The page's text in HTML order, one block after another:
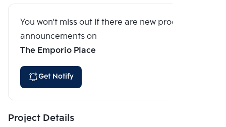
You won't miss out if there are new program
announcements on
The Emporio Place
Get Notify
Project Details